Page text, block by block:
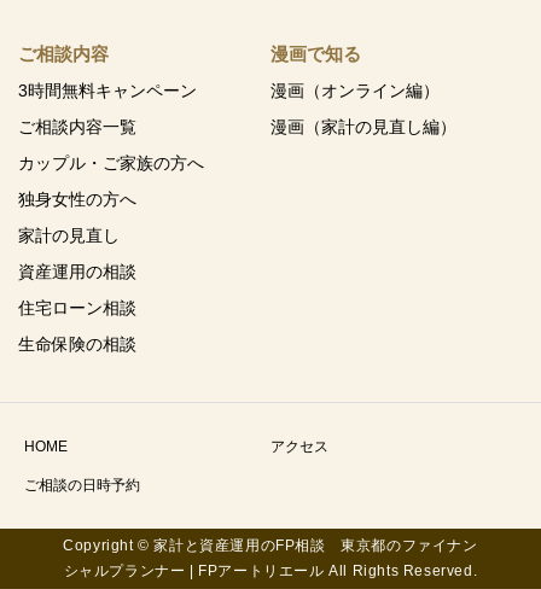
ご相談内容
3時間無料キャンペーン
ご相談内容一覧
カップル・ご家族の方へ
独身女性の方へ
家計の見直し
資産運用の相談
住宅ローン相談
生命保険の相談
漫画で知る
漫画（オンライン編）
漫画（家計の見直し編）
HOME アクセス
ご相談の日時予約
Copyright © 家計と資産運用のFP相談 東京都のファイナン
シャルプランナー | FPアートリエール All Rights Reserved.